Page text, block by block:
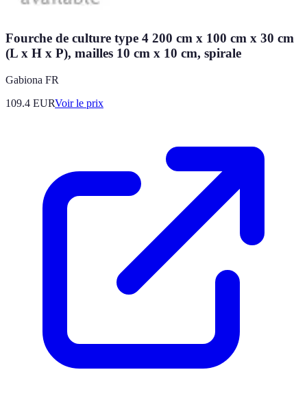
Fourche de culture type 4 200 cm x 100 cm x 30 cm
(L x H x P), mailles 10 cm x 10 cm, spirale
Gabiona FR
109.4 EURVoir le prix